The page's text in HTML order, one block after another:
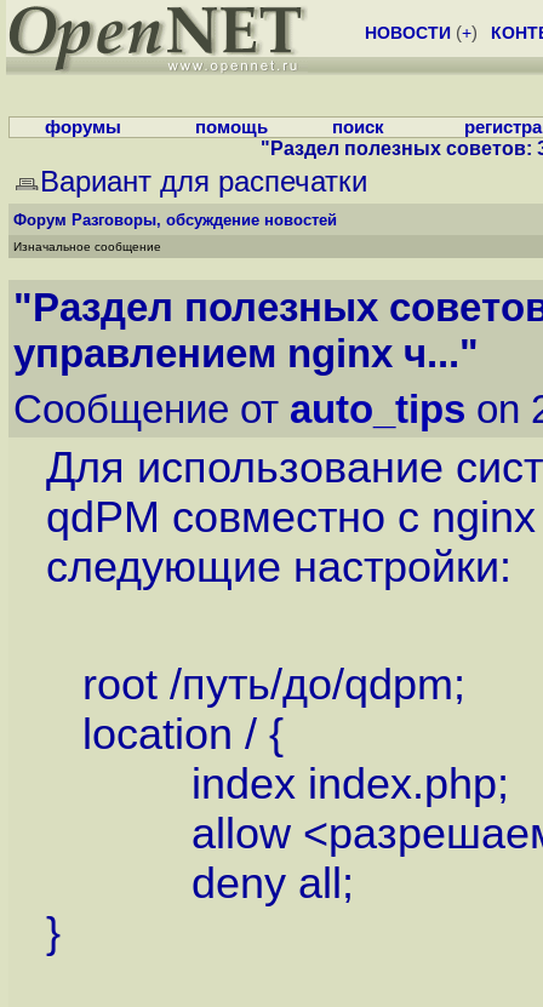
НОВОСТИ (+)
форумы помощь поиск
"Раздел полезных советов:
Вариант для распечатки
Форум Разговоры, обсуждение новостей
Изначальное сообщение
"Раздел полезных
управлением nginx ч..."
Сообщение от auto_tips on
Для использование
qdPM совместно с
следующие настройки:
root /путь/до/qdpm;
location / {
index index.php;
allow <разрешаем
deny all;
}